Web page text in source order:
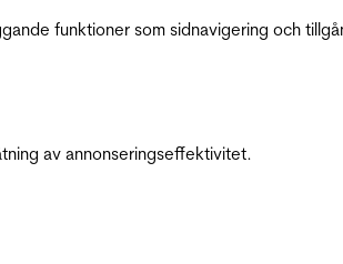
funktioner som sidnavigering och
av annonseringseffektivitet.